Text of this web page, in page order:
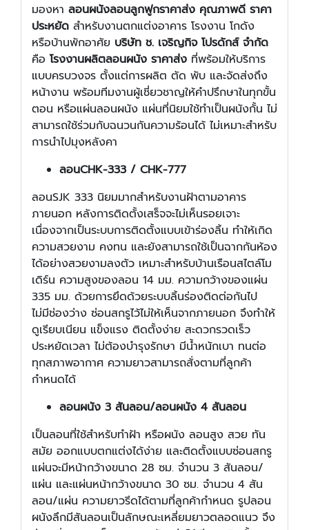
มองหา ลอนผนังลอนลูกฟูกราคาส่ง คุณภาพดี ราคา
ประหยัด สำหรับงานตกแต่งอาคาร โรงงาน โกดัง
หรือบ้านพักอาศัย บริษัท ช. เจริญกิจ โปรดักส์ จำกัด
คือ โรงงานผลิตลอนผนัง ราคาส่ง ที่พร้อมให้บริการ
แบบครบวงจร ตั้งแต่การผลิต ตัด พับ และจัดส่งถึง
หน้างาน พร้อมทีมงานผู้เชี่ยวชาญให้คำปรึกษาในทุกขั้น
ตอน หรือแผ่นลอนผนัง แผ่นที่นิยมใช้ทำเป็นผนังกั้น ไม่
สามารถใช้ร่วมกับฉนวนกันความร้อนได้ ไม่เหมาะสำหรับ
การนำไปมุงหลังคา
ลอนCHK-333 / CHK-777
ลอนSJK 333 นิยมมากสำหรับงานฝ้าตามอาคาร
ภายนอก หลังการติดตั้งเสร็จจะไม่เห็นรอยเจาะ
เนื่องจากเป็นระบบการติดตั้งแบบเข้าร่องลิ้น ทำให้เกิด
ความสวยงาม คงทน และยังสามารถใช้เป็นฉากกันห้อง
ได้อย่างสวยงามลงตัว เหมาะสำหรับบ้านเรือนสไตล์โม
เดิร์น ความสูงของลอน 14 มม. ความกว้างของแผ่น
335 มม. ด้วยการยึดด้วยระบบลิ้นร่องติดต่อกันไป
ไม่มีช่องว่าง ซ่อนสกรูไว้ไม่ให้เห็นจากภายนอก จึงทำให้
ดูเรียบเนียน แข็งแรง ติดตั้งง่าย สะดวกรวดเร็ว
ประหยัดเวลา ไม่ต้องบำรุงรักษา มีน้ำหนักเบา ทนต่อ
ทุกสภาพอากาศ ความยาวสามารถสั่งตามที่ลูกค้า
กำหนดได้
ลอนผนัง 3 สันลอน/ลอนผนัง 4 สันลอน
เป็นลอนที่ใช้สำหรับทำฝ้า หรือผนัง ลอนสูง สวย ทัน
สมัย ออกแบบตกแต่งได้ง่าย และติดตั้งแบบซ่อนสกรู
แผ่นจะมีหน้ากว้างขนาด 28 ซม. จำนวน 3 สันลอน/
แผ่น และแผ่นหน้ากว้างขนาด 30 ซม. จำนวน 4 สัน
ลอน/แผ่น ความยาวรีดได้ตามที่ลูกค้ากำหนด รูปลอน
ผนังลึกมีสันลอนเป็นลักษณะเหลี่ยมยาวตลอดแนว จึง